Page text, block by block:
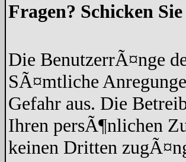
Fragen? Schicken
Die BenutzerrÃ¤nge
SÃ¤mtliche
Gefahr aus. Die
Ihren persÃ¶nlichen
keinen Dritten